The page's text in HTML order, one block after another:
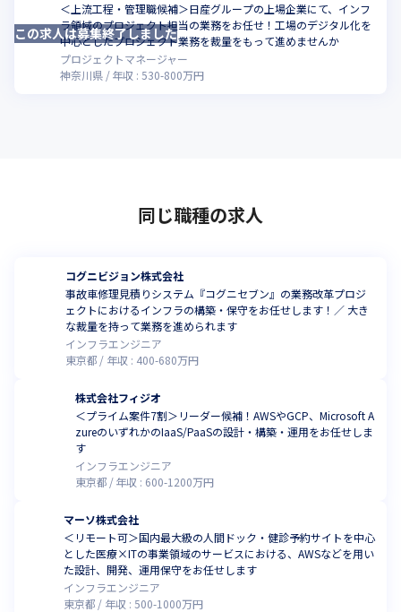
＜上流工程・管理職候補＞日産グループの上場企業にて、インフ
ラ領域のプロジェクト担当の業務をお任せ！工場のデジタル化を
中心としたプロジェクト業務を裁量をもって進めませんか
プロジェクトマネージャー
神奈川県
年収 :530-800万円
この求人は募集終了しました
同じ職種の求人
コグニビジョン株式会社
事故車修理見積りシステム『コグニセブン』の業務改革プロジ
ェクトにおけるインフラの構築・保守をお任せします！／ 大き
な裁量を持って業務を進められます
インフラエンジニア
東京都
年収 : 400-680万円
株式会社フィジオ
＜プライム案件7割＞リーダー候補！AWSやGCP、Microsoft A
zureのいずれかのIaaS/PaaSの設計・構築・運用をお任せしま
す
インフラエンジニア
東京都
年収 : 600-1200万円
マーソ株式会社
＜リモート可＞国内最大級の人間ドック・健診予約サイトを中心
とした医療×ITの事業領域のサービスにおける、AWSなどを用い
た設計、開発、運用保守をお任せします
インフラエンジニア
東京都
年収 : 500-1000万円